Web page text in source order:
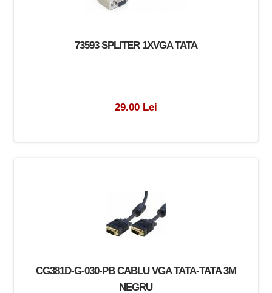
73593 SPLITER 1XVGA TATA
29.00 Lei
CG381D-G-030-PB CABLU VGA TATA-TATA 3M
NEGRU